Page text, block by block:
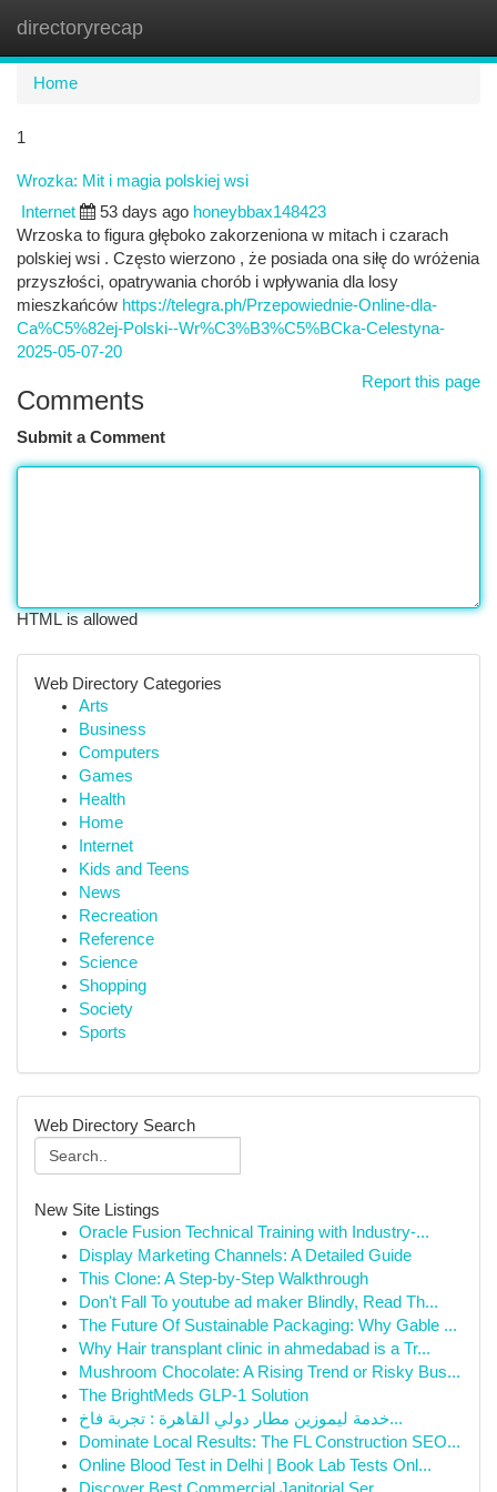
directoryrecap
Home
1
Wrozka: Mit i magia polskiej wsi
Internet 53 days ago honeybbax148423
Wrzoska to figura głęboko zakorzeniona w mitach i czarach
polskiej wsi . Często wierzono , że posiada ona siłę do wróżenia
przyszłości, opatrywania chorób i wpływania dla losy
mieszkańców https://telegra.ph/Przepowiednie-Online-dla-
Ca%C5%82ej-Polski--Wr%C3%B3%C5%BCka-Celestyna-
2025-05-07-20
Report this page
Comments
Submit a Comment
HTML is allowed
Web Directory Categories
Arts
Business
Computers
Games
Health
Home
Internet
Kids and Teens
News
Recreation
Reference
Science
Shopping
Society
Sports
Web Directory Search
New Site Listings
Oracle Fusion Technical Training with Industry-...
Display Marketing Channels: A Detailed Guide
This Clone: A Step-by-Step Walkthrough
Don't Fall To youtube ad maker Blindly, Read Th...
The Future Of Sustainable Packaging: Why Gable ...
Why Hair transplant clinic in ahmedabad is a Tr...
Mushroom Chocolate: A Rising Trend or Risky Bus...
The BrightMeds GLP-1 Solution
خدمة ليموزين مطار دولي القاهرة : تجربة فاخ...
Dominate Local Results: The FL Construction SEO...
Online Blood Test in Delhi | Book Lab Tests Onl...